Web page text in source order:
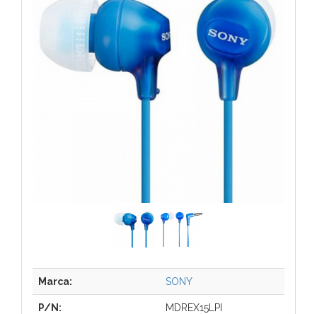
Marca: SONY
P/N: MDREX15LPI